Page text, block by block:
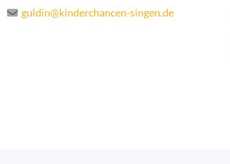
guldin@kinderchancen-singen.de